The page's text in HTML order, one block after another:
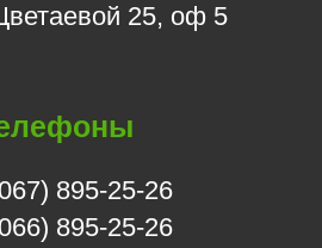
25, оф 5
895-25-26
895-25-26